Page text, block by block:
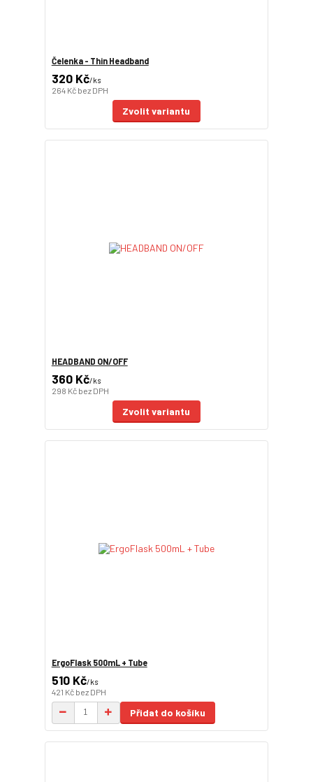
Čelenka - Thin Headband
320 Kč/ks
264 Kč bez DPH
Zvolit variantu
HEADBAND ON/OFF
360 Kč/ks
298 Kč bez DPH
Zvolit variantu
ErgoFlask 500mL + Tube
510 Kč/ks
421 Kč bez DPH
Přidat do košíku